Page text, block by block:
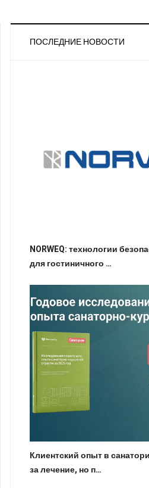
ПОСЛЕДНИЕ НОВОСТИ
NORWEQ: технологии
для гостиничного …
Клиентский опыт в
за лечение, но п…